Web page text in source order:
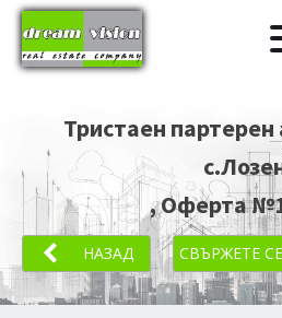
Тристаен
, Оферта №
НАЗАД СВЪРЖЕТЕ